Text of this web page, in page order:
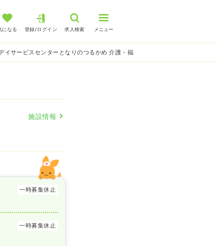
になる 登録/ログイン 求人検索 メニュー
イサービスセンターとなりのつるかめ 介護・福祉系の看護師求人
施設情報
一時募集休止
一時募集休止